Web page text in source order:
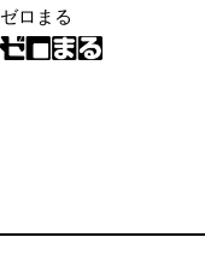
ゼロまる